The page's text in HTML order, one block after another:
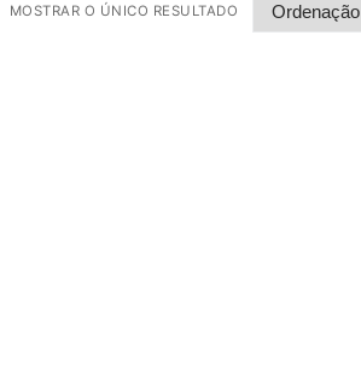
MOSTRAR O ÚNICO RESULTADO